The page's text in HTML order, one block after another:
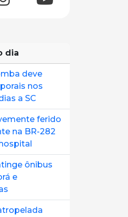
dia
deve
nos
a SC
ferido
na BR-282
ônibus
e